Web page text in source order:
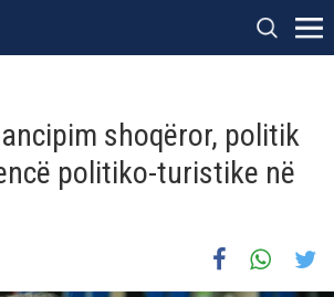
shoqëror, politik
politiko-turistike në